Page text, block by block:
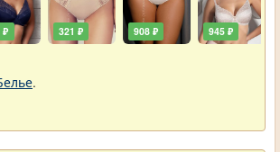
₽ 321 ₽ 908 ₽ 945 ₽
.